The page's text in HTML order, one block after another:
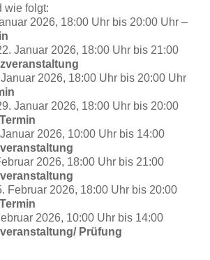
wie folgt:
2026, 18:00 Uhr bis 20:00 Uhr –
Januar 2026, 18:00 Uhr bis 21:00
2026, 18:00 Uhr bis 20:00 Uhr
Januar 2026, 18:00 Uhr bis 20:00
2026, 10:00 Uhr bis 14:00
2026, 18:00 Uhr bis 21:00
Februar 2026, 18:00 Uhr bis 20:00
2026, 10:00 Uhr bis 14:00
Prüfung